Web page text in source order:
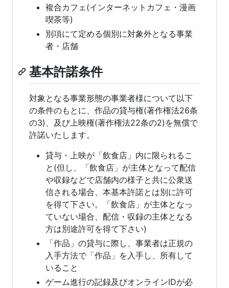
複合カフェ(インターネットカフェ・漫画
喫茶等)
別項にて定める個別に対象外となる事業
者・店舗
基本許諾条件
対象となる事業形態の事業者様について以下
の条件のもとに、作品の貸与権(著作権法26条
の3)、及び上映権(著作権法22条の2)を無償で
許諾いたします。
貸与・上映が「飲食店」内に限られるこ
と(但し、「飲食店」が主体となって配信
や収録などで店舗内の様子と共に公衆送
信される場合、本基本許諾とは別に許可
を得て下さい。「飲食店」が主体となっ
ていない場合、配信・収録の主体となる
方は別途許可を得て下さい)
「作品」の貸与に際し、事業者は正規の
入手方法で「作品」を入手し、所有して
いること
ゲーム進行の記録及びオンラインIDが必